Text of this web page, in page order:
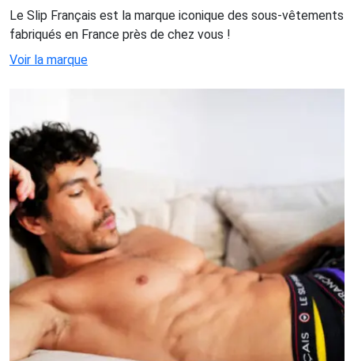
Le Slip Français est la marque iconique des sous-vêtements
fabriqués en France près de chez vous !
Voir la marque